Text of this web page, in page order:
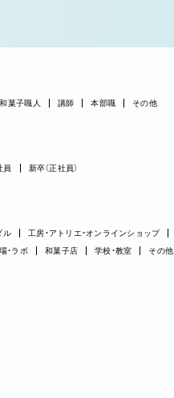
和菓子職人 講師 本部職 その他
員 新卒（正社員）
ル
工房・アトリエ・オンラインショップ
・ラボ 和菓子店 学校・教室 その他